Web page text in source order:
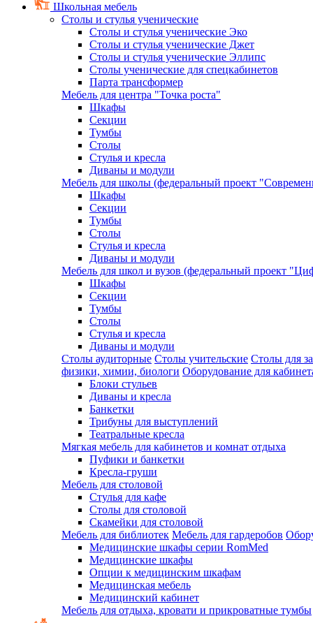
Школьная мебель
Столы и стулья ученические
Столы и стулья ученические Эко
Столы и стулья ученические Джет
Столы и стулья ученические Эллипс
Столы ученические для спецкабинетов
Парта трансформер
Мебель для центра "Точка роста"
Шкафы
Секции
Тумбы
Столы
Стулья и кресла
Диваны и модули
Мебель для школы (федеральный проект
Шкафы
Секции
Тумбы
Столы
Стулья и кресла
Диваны и модули
Мебель для школ и вузов (федеральный проект
Шкафы
Секции
Тумбы
Столы
Стулья и кресла
Диваны и модули
Столы аудиторные Столы учительские Столы для
физики, химии, биологи Оборудование для
Блоки стульев
Диваны и кресла
Банкетки
Трибуны для выступлений
Театральные кресла
Мягкая мебель для кабинетов и комнат отдыха
Пуфики и банкетки
Кресла-груши
Мебель для столовой
Cтулья для кафе
Cтолы для столовой
Скамейки для столовой
Мебель для библиотек Мебель для гардеробов
Медицинские шкафы серии RomMed
Медицинские шкафы
Опции к медицинским шкафам
Медицинская мебель
Медицинский кабинет
Мебель для отдыха, кровати и прикроватные тумбы